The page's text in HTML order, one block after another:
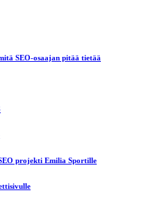
SEO-osaajan pitää tietää
projekti Emilia Sportille